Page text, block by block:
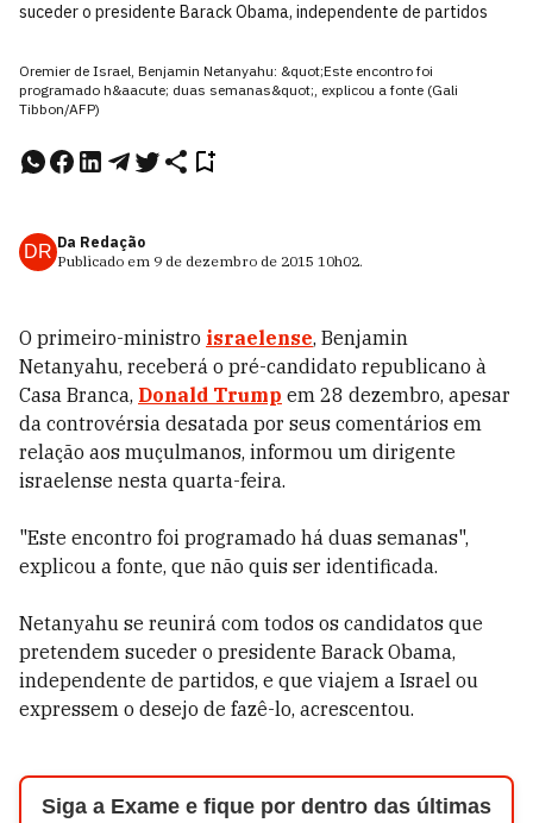
suceder o presidente Barack Obama, independente de partidos
Oremier de Israel, Benjamin Netanyahu: &quot;Este encontro foi
programado h&aacute; duas semanas&quot;, explicou a fonte (Gali
Tibbon/AFP)
DR Da Redação
Publicado em 9 de dezembro de 2015 10h02.
O primeiro-ministro israelense, Benjamin
Netanyahu, receberá o pré-candidato republicano à
Casa Branca, Donald Trump em 28 dezembro, apesar
da controvérsia desatada por seus comentários em
relação aos muçulmanos, informou um dirigente
israelense nesta quarta-feira.
"Este encontro foi programado há duas semanas",
explicou a fonte, que não quis ser identificada.
Netanyahu se reunirá com todos os candidatos que
pretendem suceder o presidente Barack Obama,
independente de partidos, e que viajem a Israel ou
expressem o desejo de fazê-lo, acrescentou.
Siga a Exame e fique por dentro das últimas